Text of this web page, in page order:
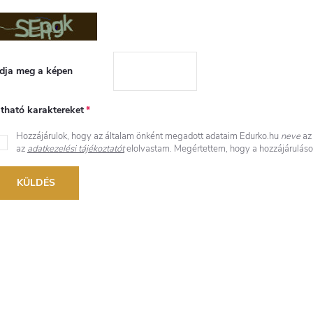
meg a képen
karaktereket
Hozzájárulok, hogy az általam önként megadott adataim Edurko.hu neveaz
az adatkezelési tájékoztatótelolvastam. Megértettem, hogy a
KÜLDÉS